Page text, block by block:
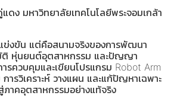
ดง มหาวิทยาลัยเทคโนโลยีพระจอมเกล้า
แข่งขัน แต่คือสนามจริงของการพัฒนา
ติ หุ่นยนต์อุตสาหกรรม และปัญญา
รควบคุมและเขียนโปรแกรม Robot Arm
ารวิเคราะห์ วางแผน และแก้ปัญหาเฉพาะ
าคอุตสาหกรรมอย่างแท้จริง